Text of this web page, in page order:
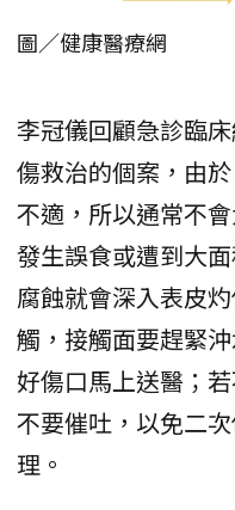
圖／健康醫療網
李冠儀回顧急診臨
傷救治的個案，由
不適，所以通常不
發生誤食或遭到大
腐蝕就會深入表皮
觸，接觸面要趕緊
好傷口馬上送醫；
不要催吐，以免二
理。